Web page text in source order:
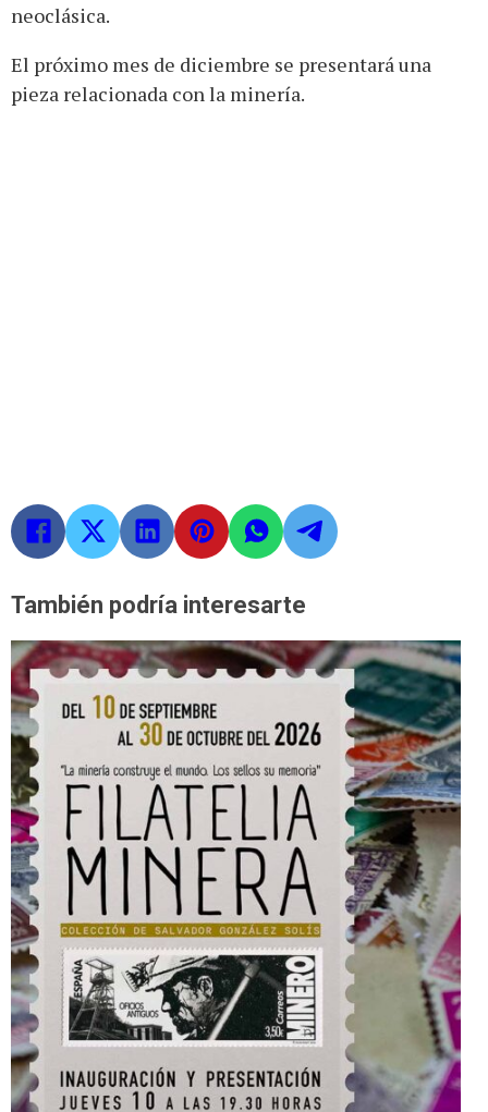
neoclásica.
El próximo mes de diciembre se presentará una
pieza relacionada con la minería.
También podría interesarte